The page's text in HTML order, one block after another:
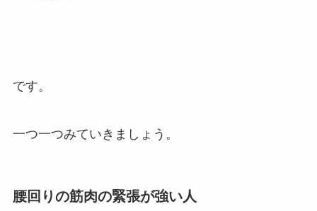
です。
一つ一つみていきましょう。
腰回りの筋肉の緊張が強い人